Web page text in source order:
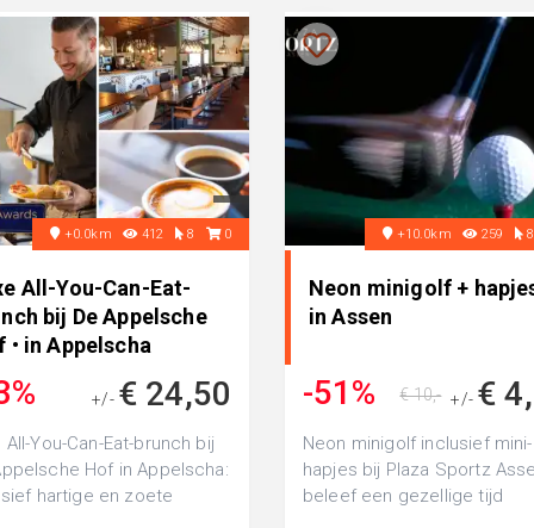
+0.0km 412 8 0
All-You-Can-Eat-
bij De Appelsche
• in Appelscha
+/- € 24,50
All-You-Can-Eat-brunch bij
Hof in Appelscha:
hartige en zoete
+10.0km 259
Neon minigolf +
in Assen
-51% +/- €
€ 10,-
Neon minigolf inclusief mini-
hapjes bij Plaza Sportz
beleef een gezellige tijd